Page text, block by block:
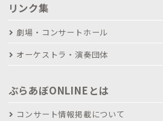
リンク集
劇場・コンサートホール
オーケストラ・演奏団体
ぶらあぼONLINEとは
コンサート情報掲載について